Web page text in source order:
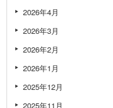
2026年4月
2026年3月
2026年2月
2026年1月
2025年12月
2025年11月